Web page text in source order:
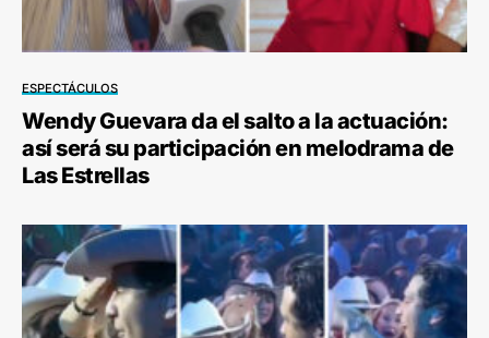
ESPECTÁCULOS
Wendy Guevara da el salto a la actuación:
así será su participación en melodrama de
Las Estrellas